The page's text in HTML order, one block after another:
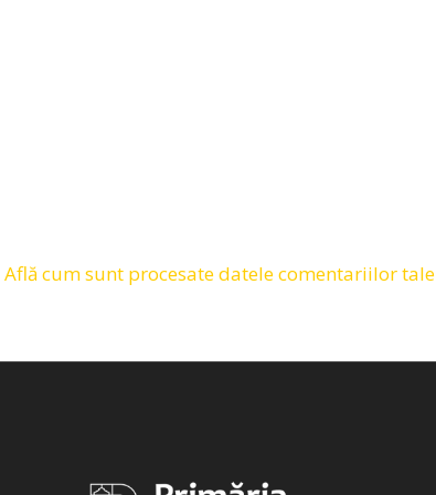
Află cum sunt procesate datele comentariilor tale